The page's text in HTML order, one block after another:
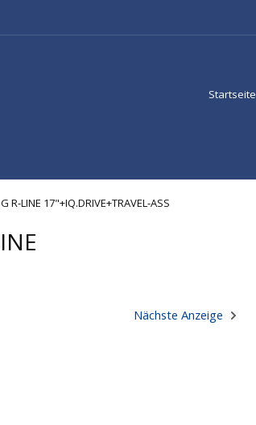
Startseite
LINE 17"+IQ.DRIVE+TRAVEL-ASS
Nächste Anzeige